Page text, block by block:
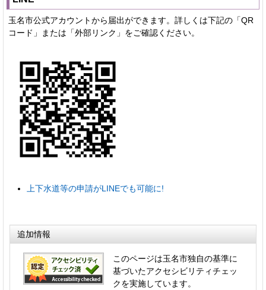
玉名市公式アカウントから届出ができます。詳しくは下記の「QR
コード」または「外部リンク」をご確認ください。
上下水道等の申請がLINEでも可能に!
追加情報
このページは玉名市独自の基準に
基づいたアクセシビリティチェッ
クを実施しています。